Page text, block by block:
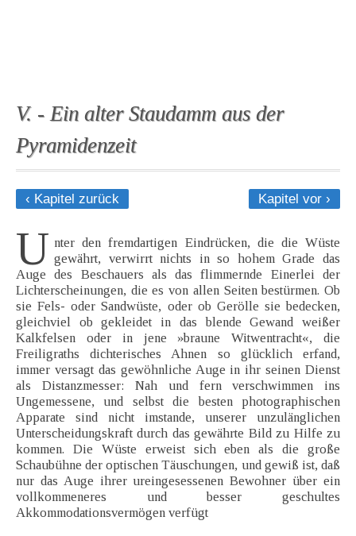
V. - Ein alter Staudamm aus der
Pyramidenzeit
‹ Kapitel zurück Kapitel vor ›
U nter den fremdartigen Eindrücken, die die Wüste
gewährt, verwirrt nichts in so hohem Grade das
Auge des Beschauers als das flimmernde Einerlei der
Lichterscheinungen, die es von allen Seiten bestürmen. Ob
sie Fels- oder Sandwüste, oder ob Gerölle sie bedecken,
gleichviel ob gekleidet in das blende Gewand weißer
Kalkfelsen oder in jene »braune Witwentracht«, die
Freiligraths dichterisches Ahnen so glücklich erfand,
immer versagt das gewöhnliche Auge in ihr seinen Dienst
als Distanzmesser: Nah und fern verschwimmen ins
Ungemessene, und selbst die besten photographischen
Apparate sind nicht imstande, unserer unzulänglichen
Unterscheidungskraft durch das gewährte Bild zu Hilfe zu
kommen. Die Wüste erweist sich eben als die große
Schaubühne der optischen Täuschungen, und gewiß ist, daß
nur das Auge ihrer ureingesessenen Bewohner über ein
vollkommeneres und besser geschultes
Akkommodationsvermögen verfügt